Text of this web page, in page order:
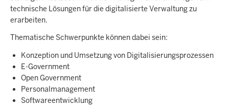
technische Lösungen für die digitalisierte Verwaltung zu
erarbeiten.
Thematische Schwerpunkte können dabei sein:
Konzeption und Umsetzung von Digitalisierungsprozessen
E-Government
Open Government
Personalmanagement
Softwareentwicklung